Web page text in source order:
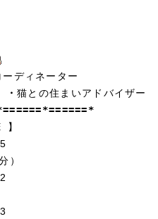
ディネーター
・猫との住まいアドバイザー
】
）